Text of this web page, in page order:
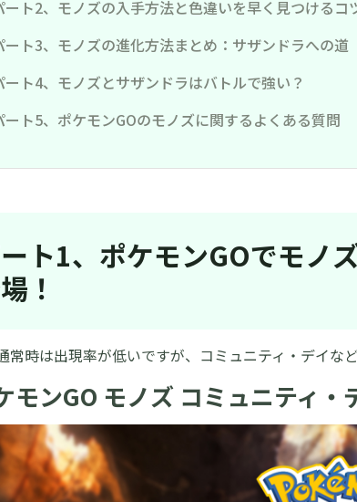
ート2、モノズの入手方法と色違いを早く見つけるコ
ート3、モノズの進化方法まとめ：サザンドラへの道
ート4、モノズとサザンドラはバトルで強い？
ート5、ポケモンGOのモノズに関するよくある質問
ト1、ポケモンGOでモノ
！
常時は出現率が低いですが、コミュニティ・デイな
モンGO モノズ コミュニティ